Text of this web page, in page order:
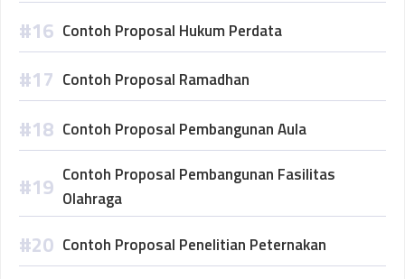
Contoh Proposal Hukum Perdata
Contoh Proposal Ramadhan
Contoh Proposal Pembangunan Aula
Contoh Proposal Pembangunan Fasilitas
Olahraga
Contoh Proposal Penelitian Peternakan